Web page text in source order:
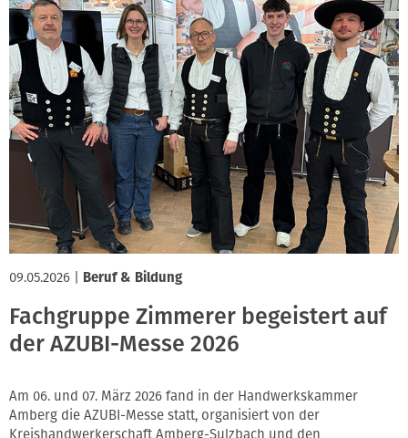
09.05.2026 Beruf & Bildung
Fachgruppe Zimmerer begeistert auf
der AZUBI-Messe 2026
Am 06. und 07. März 2026 fand in der Handwerkskammer
Amberg die AZUBI-Messe statt, organisiert von der
Kreishandwerkerschaft Amberg-Sulzbach und den